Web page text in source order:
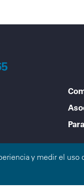
y medir el